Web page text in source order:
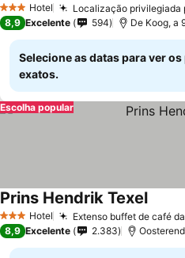
3 EstrelasHotel Localização privilegiada
8,9 Excelente 594 De Koog, a
Selecione as datas para ver
exatos.
Escolha popular
3 EstrelasHotel Extenso buffet de café
Prins Hendrik Texel
8,9 Excelente 2.383